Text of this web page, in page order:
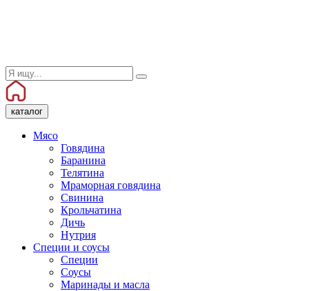
каталог
Мясо
Говядина
Баранина
Телятина
Мраморная говядина
Свинина
Крольчатина
Дичь
Нутрия
Специи и соусы
Специи
Соусы
Маринады и масла